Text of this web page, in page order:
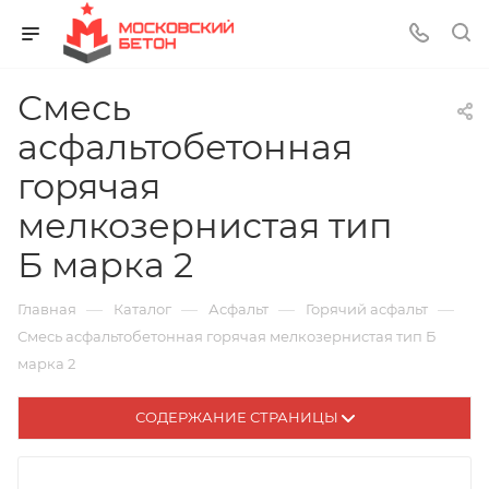
Смесь
асфальтобетонная
горячая
мелкозернистая тип
Б марка 2
Главная — Каталог — Асфальт — Горячий асфальт —
Смесь асфальтобетонная горячая мелкозернистая тип Б
марка 2
СОДЕРЖАНИЕ СТРАНИЦЫ